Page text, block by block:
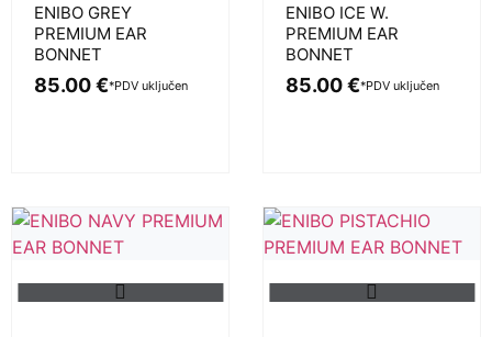
ENIBO GREY
PREMIUM EAR
BONNET
85.00€*PDV uključen
ENIBO ICE W.
PREMIUM EAR
BONNET
85.00€*PDV uključen